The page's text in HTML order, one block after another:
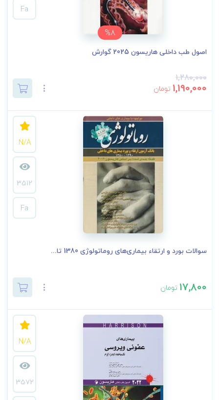
%8
Fa
اصول طب داخلی هاریسون 2025 گوارش
1,280,000
1,190,000 تومان
N/A
3512
Fa
سوالات بورد و ارتقاء بیماری‌های روماتولوژی 1380 تا...
17,800 تومان
N/A
3572